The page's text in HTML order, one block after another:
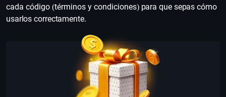
cada código (términos y condiciones) para que sepas cómo
usarlos correctamente.